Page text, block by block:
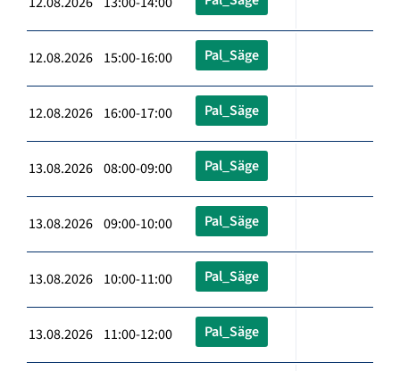
12.08.2026 15:00-16:00 Pal_Säge
12.08.2026 16:00-17:00 Pal_Säge
13.08.2026 08:00-09:00 Pal_Säge
13.08.2026 09:00-10:00 Pal_Säge
13.08.2026 10:00-11:00 Pal_Säge
13.08.2026 11:00-12:00 Pal_Säge